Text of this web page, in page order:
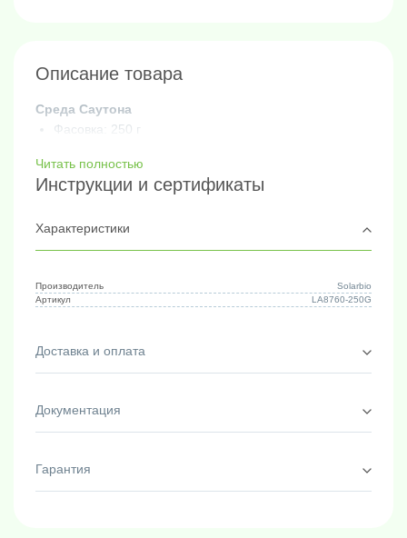
Описание товара
Среда Саутона
Фасовка: 250 г
Читать полностью
Инструкции и сертификаты
Характеристики
Производитель
Solarbio
Артикул
LA8760-250G
Доставка и оплата
Документация
Гарантия